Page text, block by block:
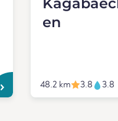
en
48.2 km 3.8 3.8